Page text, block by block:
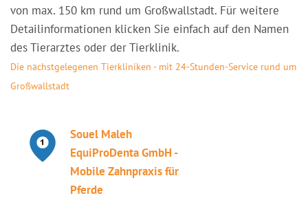
von max. 150 km rund um Großwallstadt. Für weitere
Detailinformationen klicken Sie einfach auf den Namen
des Tierarztes oder der Tierklinik.
Die nächstgelegenen Tierkliniken - mit 24-Stunden-Service rund um
Großwallstadt
Souel Maleh
EquiProDenta GmbH -
Mobile Zahnpraxis für
Pferde